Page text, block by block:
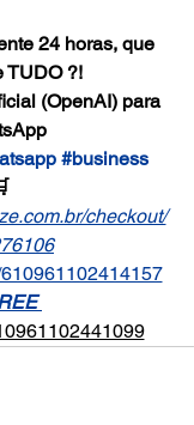
24 horas, que
TUDO ?!
(OpenAI) para
#business
checkout/